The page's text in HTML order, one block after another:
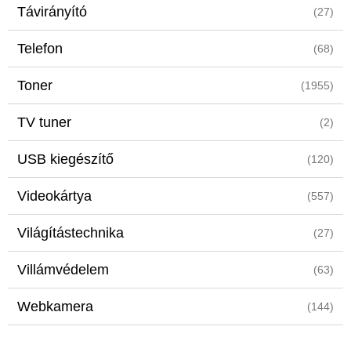
Távirányító (27)
Telefon (68)
Toner (1955)
TV tuner (2)
USB kiegészítő (120)
Videokártya (557)
Világítástechnika (27)
Villámvédelem (63)
Webkamera (144)